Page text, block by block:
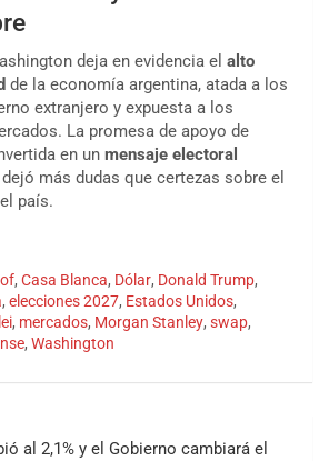
deja en evidencia el alto
de la economía argentina, atada a los
extranjero y expuesta a los
La promesa de apoyo de
en un mensaje electoral
dejó más dudas que certezas sobre el
país.
, Casa Blanca, Dólar, Donald Trump,
, elecciones 2027, Estados Unidos,
, mercados, Morgan Stanley, swap,
, Washington
al 2,1% y el Gobierno cambiará el